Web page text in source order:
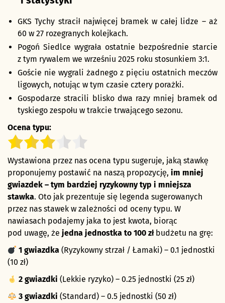
GKS Tychy stracił najwięcej bramek w całej lidze – aż
60 w 27 rozegranych kolejkach.
Pogoń Siedlce wygrała ostatnie bezpośrednie starcie
z tym rywalem we wrześniu 2025 roku stosunkiem 3:1.
Goście nie wygrali żadnego z pięciu ostatnich meczów
ligowych, notując w tym czasie cztery porażki.
Gospodarze stracili blisko dwa razy mniej bramek od
tyskiego zespołu w trakcie trwającego sezonu.
Ocena typu:
Wystawiona przez nas ocena typu sugeruje, jaką stawkę
proponujemy postawić na naszą propozycję, im mniej
gwiazdek – tym bardziej ryzykowny typ i mniejsza
stawka. Oto jak prezentuje się legenda sugerowanych
przez nas stawek w zależności od oceny typu. W
nawiasach podajemy jaka to jest kwota, biorąc
pod uwagę, że jedna jednostka to 100 złbudżetu na grę:
1 gwiazdka (Ryzykowny strzał / Łamaki) – 0.1 jednostki
(10 zł)
2 gwiazdki (Lekkie ryzyko) – 0.25 jednostki (25 zł)
3 gwiazdki (Standard) – 0.5 jednostki (50 zł)